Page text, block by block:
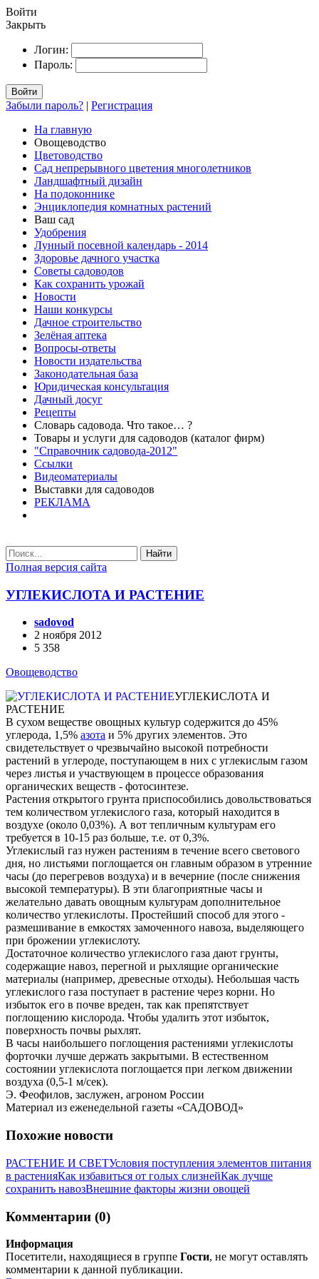
Войти
Закрыть
Логин:
Пароль:
Войти
Забыли пароль? | Регистрация
На главную
Овощеводство
Цветоводство
Сад непрерывного цветения многолетников
Ландшафтный дизайн
На подоконнике
Энциклопедия комнатных растений
Ваш сад
Удобрения
Лунный посевной календарь - 2014
Здоровье дачного участка
Советы садоводов
Как сохранить урожай
Новости
Наши конкурсы
Дачное строительство
Зелёная аптека
Вопросы-ответы
Новости издательства
Законодательная база
Юридическая консультация
Дачный досуг
Рецепты
Словарь садовода. Что такое… ?
Товары и услуги для садоводов (каталог фирм)
"Справочник садовода-2012"
Ссылки
Видеоматериалы
Выставки для садоводов
РЕКЛАМА
Найти
Полная версия сайта
УГЛЕКИСЛОТА И РАСТЕНИЕ
sadovod
2 ноября 2012
5 358
Овощеводство
УГЛЕКИСЛОТА И
РАСТЕНИЕ
В сухом веществе овощных культур содержится до 45%
углерода, 1,5% азота и 5% других элементов. Это
свидетельствует о чрезвычайно высокой потребности
растений в углероде, поступающем в них с углекислым газом
через листья и участвующем в процессе образования
органических веществ - фотосинтезе.
Растения открытого грунта приспособились довольствоваться
тем количеством углекислого газа, который находится в
воздухе (около 0,03%). А вот тепличным культурам его
требуется в 10-15 раз больше, т.е. от 0,3%.
Углекислый газ нужен растениям в течение всего светового
дня, но листьями поглощается он главным образом в утренние
часы (до перегревов воздуха) и в вечерние (после снижения
высокой температуры). В эти благоприятные часы и
желательно давать овощным культурам дополнительное
количество углекислоты. Простейший способ для этого -
размешивание в емкостях замоченного навоза, выделяющего
при брожении углекислоту.
Достаточное количество углекислого газа дают грунты,
содержащие навоз, перегной и рыхлящие органические
материалы (например, древесные отходы). Небольшая часть
углекислого газа поступает в растение через корни. Но
избыток его в почве вреден, так как препятствует
поглощению кислорода. Чтобы удалить этот избыток,
поверхность почвы рыхлят.
В часы наибольшего поглощения растениями углекислоты
форточки лучше держать закрытыми. В естественном
состоянии углекислота поглощается при легком движении
воздуха (0,5-1 м/сек).
Э. Феофилов, заслужен, агроном России
Материал из еженедельной газеты «САДОВОД»
Похожие новости
РАСТЕНИЕ И СВЕТУсловия поступления элементов питания
в растенияКак избавиться от голых слизнейКак лучше
сохранить навозВнешние факторы жизни овощей
Комментарии (0)
Информация
Посетители, находящиеся в группе Гости, не могут оставлять
комментарии к данной публикации.